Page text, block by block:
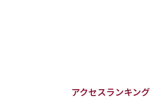
アクセスランキング